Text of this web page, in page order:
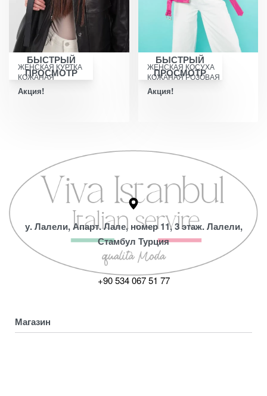
БЫСТРЫЙ
ПРОСМОТР
ЖЕНСКАЯ КУРТКА
КОЖАНАЯ
Акция!
БЫСТРЫЙ
ПРОСМОТР
ЖЕНСКАЯ КОСУХА
КОЖАНАЯ РОЗОВАЯ
Акция!
у. Лалели, Апарт. Лале, номер 11, 3 этаж. Лалели,
Стамбул Турция
+90 534 067 51 77
Магазин